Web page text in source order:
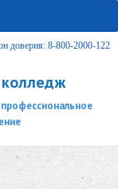
доверия: 8-800-2000-122